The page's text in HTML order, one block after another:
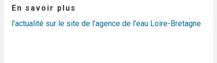
En savoir plus
l’actualité sur le site de l’agence de l’eau Loire-Bretagne